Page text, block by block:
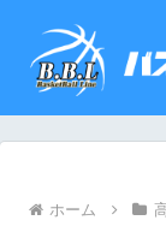
ホーム